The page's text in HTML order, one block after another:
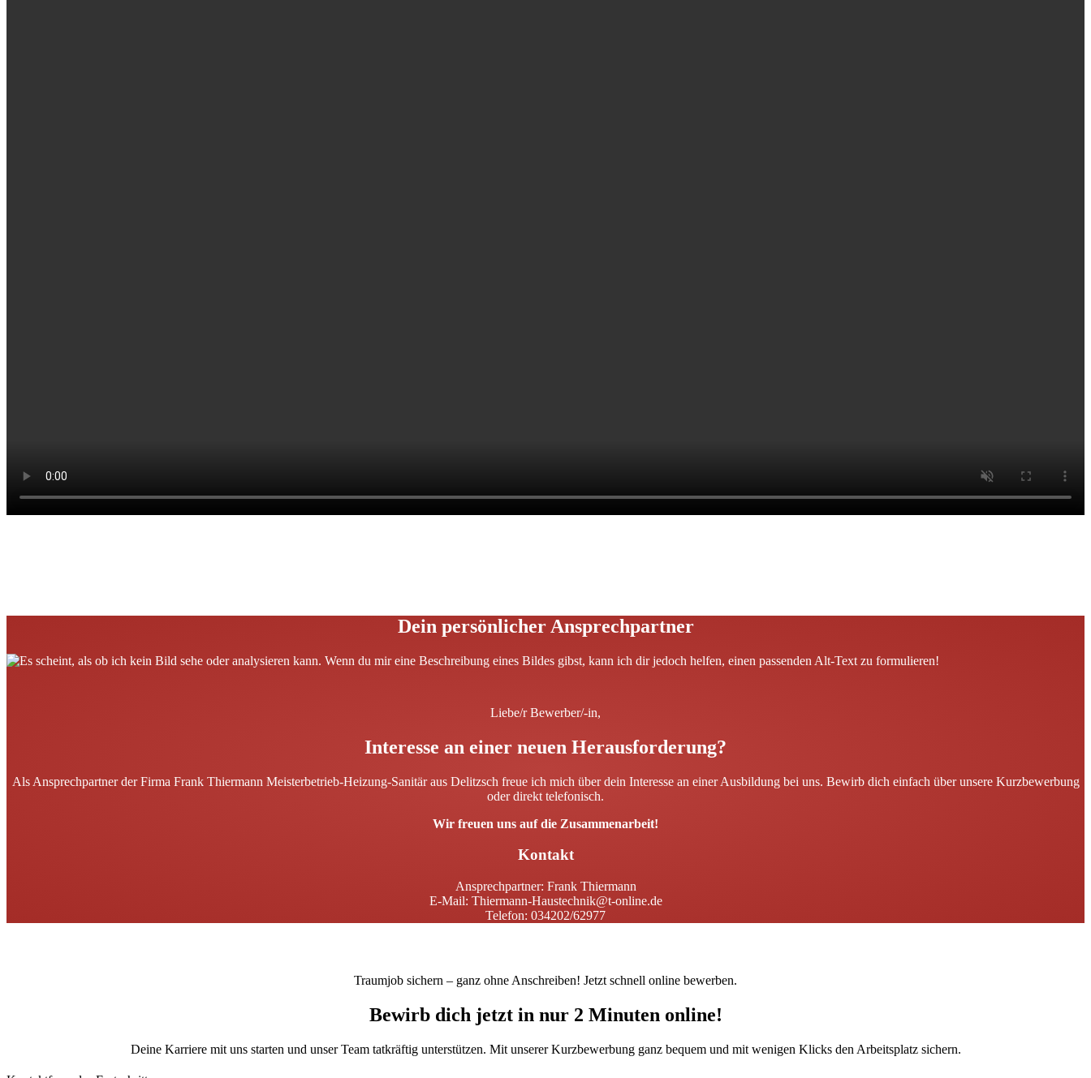
Dein persönlicher Ansprechpartner
Liebe/r Bewerber/-in,
Interesse an einer neuen Herausforderung?
Als Ansprechpartner der Firma Frank Thiermann Meisterbetrieb-Heizung-Sanitär aus Delitzsch freue ich mich über dein Interesse an einer Ausbildung bei uns. Bewirb dich einfach über unsere Kurzbewerbung
oder direkt telefonisch.
Wir freuen uns auf die Zusammenarbeit!
Kontakt
Ansprechpartner: Frank Thiermann
E-Mail: Thiermann-Haustechnik@t-online.de
Telefon: 034202/62977
Traumjob sichern – ganz ohne Anschreiben! Jetzt schnell online bewerben.
Bewirb dich jetzt in nur 2 Minuten online!
Deine Karriere mit uns starten und unser Team tatkräftig unterstützen. Mit unserer Kurzbewerbung ganz bequem und mit wenigen Klicks den Arbeitsplatz sichern.